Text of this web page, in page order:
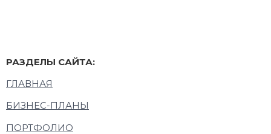
РАЗДЕЛЫ САЙТА:
ГЛАВНАЯ
БИЗНЕС-ПЛАНЫ
ПОРТФОЛИО